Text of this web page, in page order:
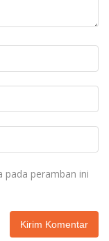
pada peramban ini